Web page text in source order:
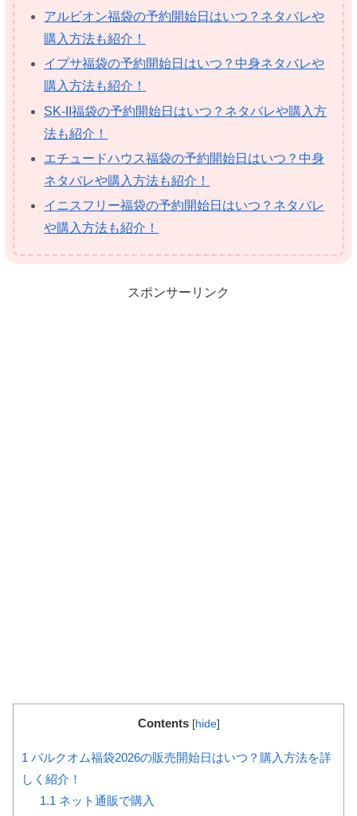
アルビオン福袋の予約開始日はいつ？ネタバレや
購入方法も紹介！
イプサ福袋の予約開始日はいつ？中身ネタバレや
購入方法も紹介！
SK-II福袋の予約開始日はいつ？ネタバレや購入方
法も紹介！
エチュードハウス福袋の予約開始日はいつ？中身
ネタバレや購入方法も紹介！
イニスフリー福袋の予約開始日はいつ？ネタバレ
や購入方法も紹介！
スポンサーリンク
Contents [hide]
1 バルクオム福袋2026の販売開始日はいつ？購入方法を詳
しく紹介！
1.1 ネット通販で購入